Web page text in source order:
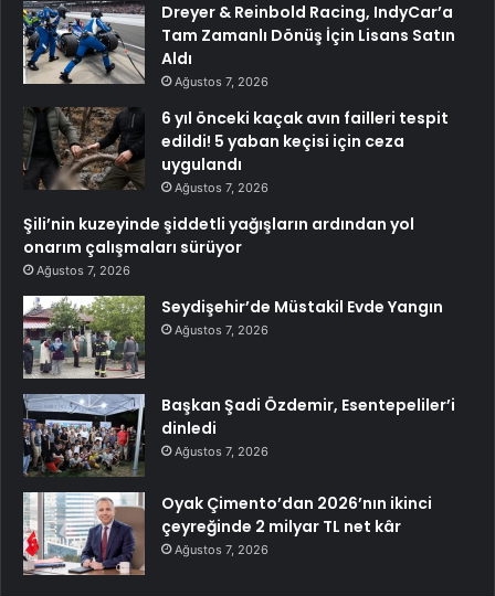
Dreyer & Reinbold Racing, IndyCar’a
Tam Zamanlı Dönüş İçin Lisans Satın
Aldı
Ağustos 7, 2026
6 yıl önceki kaçak avın failleri tespit
edildi! 5 yaban keçisi için ceza
uygulandı
Ağustos 7, 2026
Şili’nin kuzeyinde şiddetli yağışların ardından yol
onarım çalışmaları sürüyor
Ağustos 7, 2026
Seydişehir’de Müstakil Evde Yangın
Ağustos 7, 2026
Başkan Şadi Özdemir, Esentepeliler’i
dinledi
Ağustos 7, 2026
Oyak Çimento’dan 2026’nın ikinci
çeyreğinde 2 milyar TL net kâr
Ağustos 7, 2026